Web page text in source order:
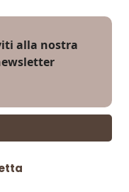
alla nostra